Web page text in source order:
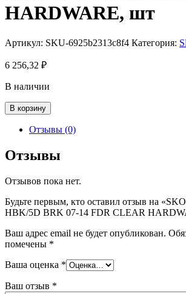
HARDWARE, шт
Артикул: SKU-6925b2313c8f4 Категория:
6 256,32 ₽
В наличии
Количество
товара
SKODA
5D
HBK/5D
07-
FDR
CLEAR
шт
В корзину
Отзывы (0)
Отзывы
Отзывов пока нет.
Будьте первым, кто оставил отзыв на
HBK/5D BRK 07-14 FDR CLEAR
Ваш адрес email не будет опубликован.
помечены *
Ваша оценка *
Ваш отзыв *